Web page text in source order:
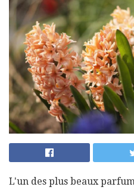
L'un des plus beaux